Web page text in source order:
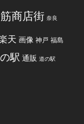
商店街 奈良
天 画像 神戸 福島
駅 通販 道の駅